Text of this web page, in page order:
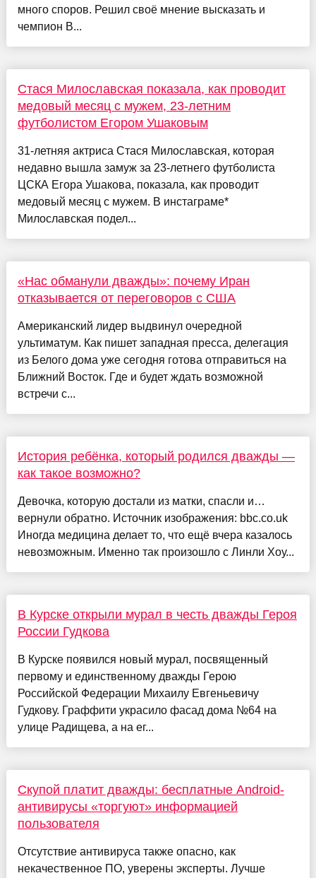
много споров. Решил своё мнение высказать и
чемпион B...
Стася Милославская показала, как проводит
медовый месяц с мужем, 23-летним
футболистом Егором Ушаковым
31-летняя актриса Стася Милославская, которая
недавно вышла замуж за 23-летнего футболиста
ЦСКА Егора Ушакова, показала, как проводит
медовый месяц с мужем. В инстаграме*
Милославская подел...
«Нас обманули дважды»: почему Иран
отказывается от переговоров с США
Американский лидер выдвинул очередной
ультиматум. Как пишет западная пресса, делегация
из Белого дома уже сегодня готова отправиться на
Ближний Восток. Где и будет ждать возможной
встречи с...
История ребёнка, который родился дважды —
как такое возможно?
Девочка, которую достали из матки, спасли и…
вернули обратно. Источник изображения: bbc.co.uk
Иногда медицина делает то, что ещё вчера казалось
невозможным. Именно так произошло с Линли Хоу...
В Курске открыли мурал в честь дважды Героя
России Гудкова
В Курске появился новый мурал, посвященный
первому и единственному дважды Герою
Российской Федерации Михаилу Евгеньевичу
Гудкову. Граффити украсило фасад дома №64 на
улице Радищева, а на ег...
Скупой платит дважды: бесплатные Android-
антивирусы «торгуют» информацией
пользователя
Отсутствие антивируса также опасно, как
некачественное ПО, уверены эксперты. Лучше